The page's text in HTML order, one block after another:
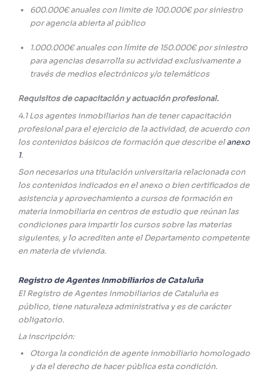
600.000€ anuales con limite de 100.000€ por siniestro
por agencia abierta al público
1.000.000€ anuales con límite de 150.000€ por siniestro
para agencias desarrolla su actividad exclusivamente a
través de medios electrónicos y/o telemáticos
Requisitos de capacitación y actuación profesional.
4.1 Los agentes inmobiliarios han de tener capacitación
profesional para el ejercicio de la actividad, de acuerdo con
los contenidos básicos de formación que describe elanexo
1.
Son necesarios una titulación universitaria relacionada con
los contenidos indicados en el anexo o bien certificados de
asistencia y aprovechamiento a cursos de formación en
materia inmobiliaria en centros de estudio que reúnan las
condiciones para impartir los cursos sobre las materias
siguientes, y lo acrediten ante el Departamento competente
en materia de vivienda.
Registro de Agentes Inmobiliarios de Cataluña
El Registro de Agentes Inmobiliarios de Cataluña es
público, tiene naturaleza administrativa y es de carácter
obligatorio.
La inscripción:
Otorga la condición de agente inmobiliario homologado
y da el derecho de hacer pública esta condición.